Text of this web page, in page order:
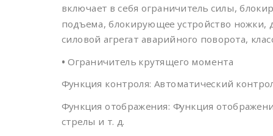
включает в себя ограничитель силы,
подъема, блокирующее устройство ножки,
силовой агрегат аварийного поворота,
• Ограничитель крутящего момента
Функция контроля: Автоматический
Функция отображения: Функция
стрелы и т. д.